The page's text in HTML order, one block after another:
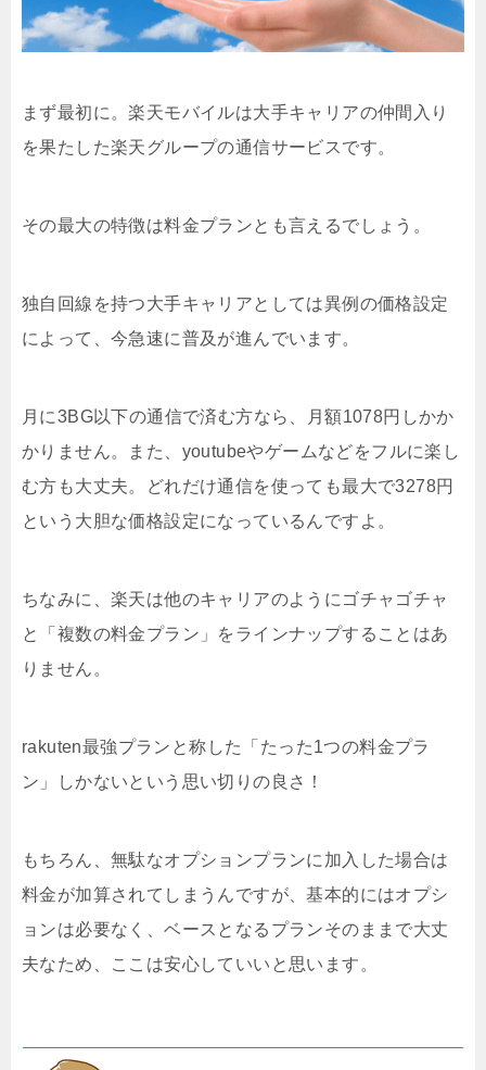
まず最初に。楽天モバイルは大手キャリアの仲間入り
を果たした楽天グループの通信サービスです。
その最大の特徴は料金プランとも言えるでしょう。
独自回線を持つ大手キャリアとしては異例の価格設定
によって、今急速に普及が進んでいます。
月に3BG以下の通信で済む方なら、月額1078円しかか
かりません。また、youtubeやゲームなどをフルに楽し
む方も大丈夫。どれだけ通信を使っても最大で3278円
という大胆な価格設定になっているんですよ。
ちなみに、楽天は他のキャリアのようにゴチャゴチャ
と「複数の料金プラン」をラインナップすることはあ
りません。
rakuten最強プランと称した「たった1つの料金プラ
ン」しかないという思い切りの良さ！
もちろん、無駄なオプションプランに加入した場合は
料金が加算されてしまうんですが、基本的にはオプシ
ョンは必要なく、ベースとなるプランそのままで大丈
夫なため、ここは安心していいと思います。